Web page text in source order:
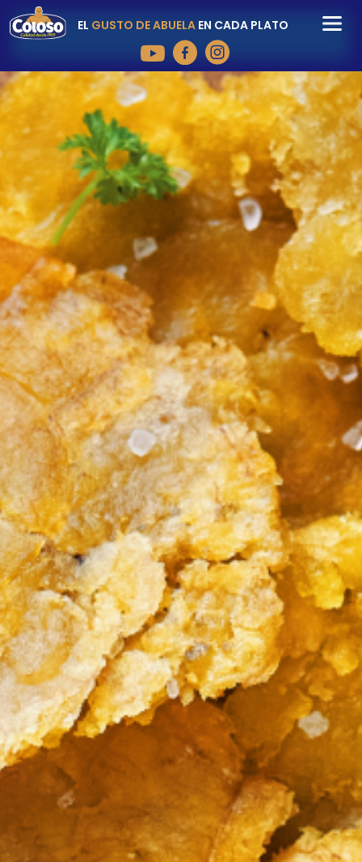
EL GUSTO DE ABUELAEN CADA PLATO